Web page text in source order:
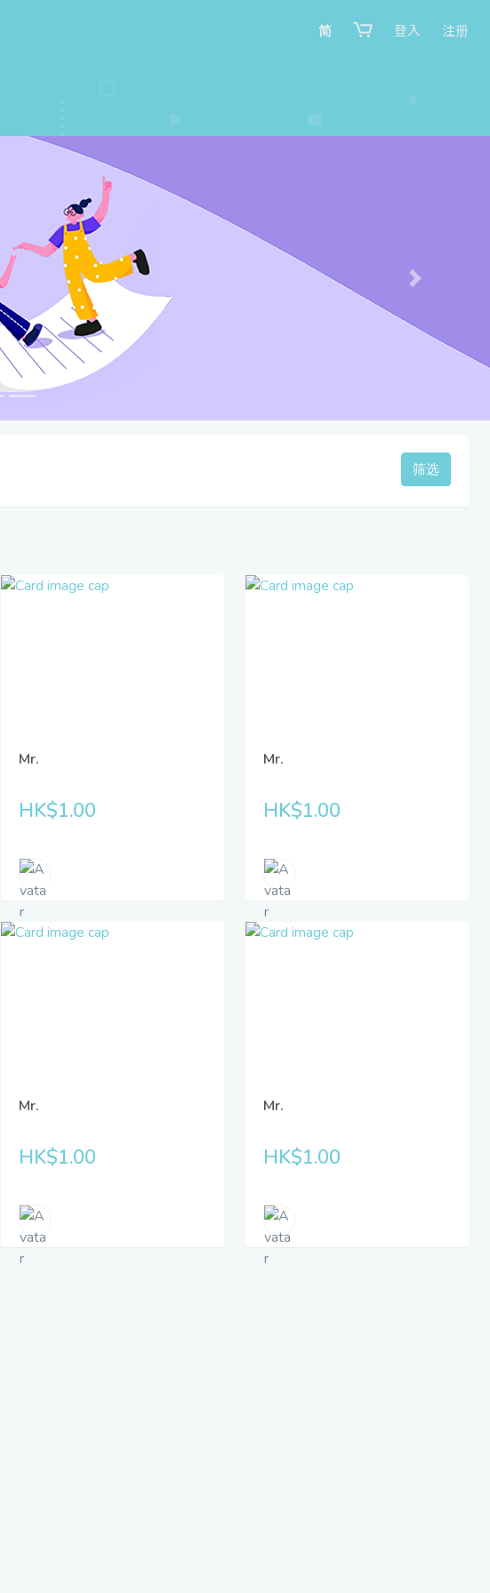
简 登入 注册
Next
筛选
Mr.
HK$1.00
Mr.
HK$1.00
Mr.
HK$1.00
Mr.
HK$1.00